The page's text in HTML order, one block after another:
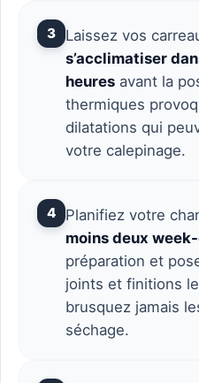
3
Laissez vos
s’acclimatiser
heures avant la
thermiques
dilatations qui
votre calepinage.
4 Planifiez votre
moins deux
préparation et
joints et finitions
brusquez jamais
séchage.